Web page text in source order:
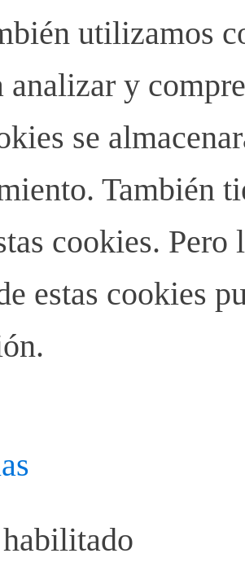
utilizamos
analizar y
se
También
cookies.
estas cookies